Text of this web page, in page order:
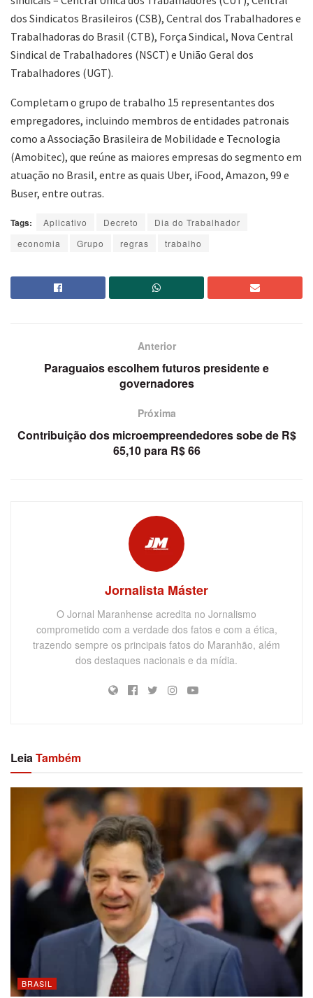
dos Sindicatos Brasileiros (CSB), Central dos Trabalhadores e
Trabalhadoras do Brasil (CTB), Força Sindical, Nova Central
Sindical de Trabalhadores (NSCT) e União Geral dos
Trabalhadores (UGT).
Completam o grupo de trabalho 15 representantes dos
empregadores, incluindo membros de entidades patronais
como a Associação Brasileira de Mobilidade e Tecnologia
(Amobitec), que reúne as maiores empresas do segmento em
atuação no Brasil, entre as quais Uber, iFood, Amazon, 99 e
Buser, entre outras.
Tags: Aplicativo Decreto
Dia do Trabalhador
economia
Grupo regras trabalho
Anterior
Paraguaios escolhem futuros presidente e
governadores
Próxima
Contribuição dos microempreendedores sobe de R$
65,10 para R$ 66
Jornalista Máster
O Jornal Maranhense acredita no Jornalismo
comprometido com a verdade dos fatos e com a ética,
trazendo sempre os principais fatos do Maranhão, além
dos destaques nacionais e da mídia.
LeiaTambém
BRASIL